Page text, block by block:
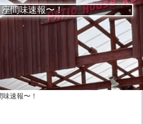
座間味速報〜！
味速報〜！